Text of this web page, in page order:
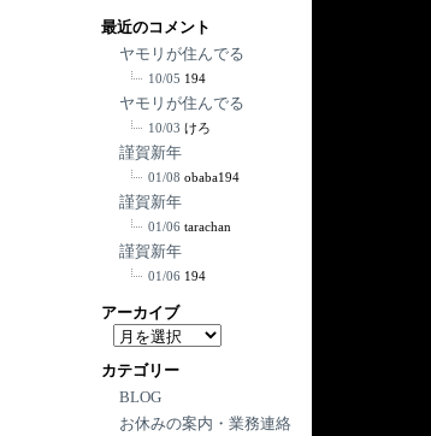
最近のコメント
ヤモリが住んでる
10/05 194
ヤモリが住んでる
10/03 けろ
謹賀新年
01/08 obaba194
謹賀新年
01/06 tarachan
謹賀新年
01/06 194
アーカイブ
ア
カ
イ
ブ
カテゴリー
BLOG
お休みの案内・業務連絡